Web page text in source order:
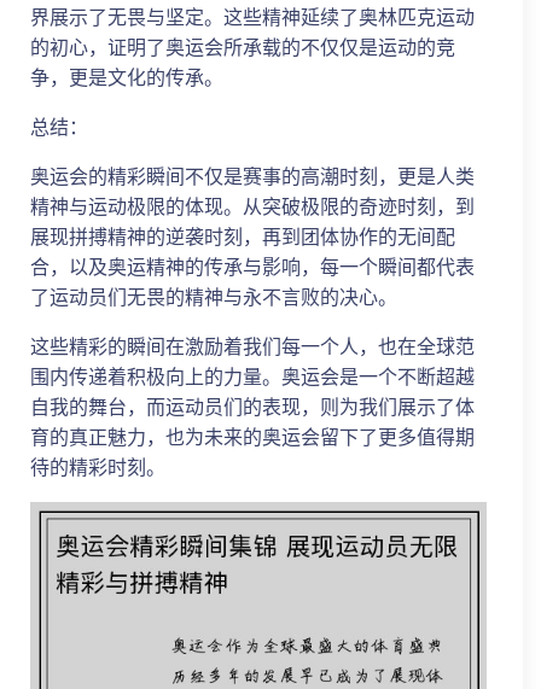
界展示了无畏与坚定。这些精神延续了奥林匹克运动
的初心，证明了奥运会所承载的不仅仅是运动的竞
争，更是文化的传承。
总结：
奥运会的精彩瞬间不仅是赛事的高潮时刻，更是人类
精神与运动极限的体现。从突破极限的奇迹时刻，到
展现拼搏精神的逆袭时刻，再到团体协作的无间配
合，以及奥运精神的传承与影响，每一个瞬间都代表
了运动员们无畏的精神与永不言败的决心。
这些精彩的瞬间在激励着我们每一个人，也在全球范
围内传递着积极向上的力量。奥运会是一个不断超越
自我的舞台，而运动员们的表现，则为我们展示了体
育的真正魅力，也为未来的奥运会留下了更多值得期
待的精彩时刻。